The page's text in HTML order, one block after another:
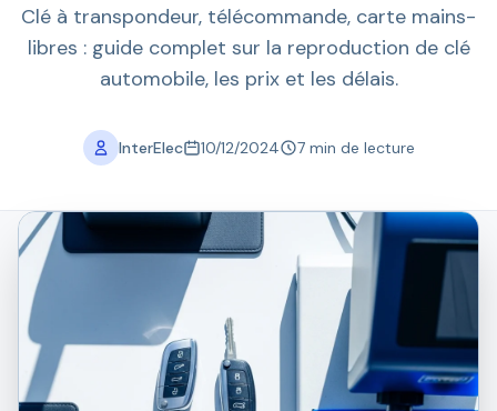
Clé à transpondeur, télécommande, carte mains-
libres : guide complet sur la reproduction de clé
automobile, les prix et les délais.
InterElec 10/12/2024 7 min de lecture